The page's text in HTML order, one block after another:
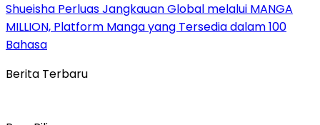
Shueisha Perluas Jangkauan Global melalui MANGA
MILLION, Platform Manga yang Tersedia dalam 100
Bahasa
Berita Terbaru